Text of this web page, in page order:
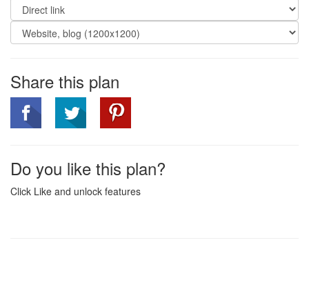
Share this plan
Do you like this plan?
Click Like and unlock features